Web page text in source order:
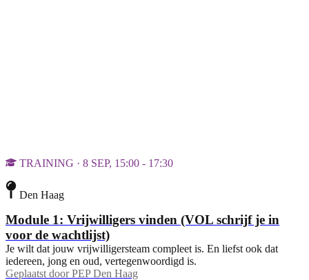
TRAINING · 8 SEP, 15:00 - 17:30
Den Haag
Module 1: Vrijwilligers vinden (VOL schrijf je in
voor de wachtlijst)
Je wilt dat jouw vrijwilligersteam compleet is. En liefst ook dat
iedereen, jong en oud, vertegenwoordigd is.
Geplaatst door PEP Den Haag